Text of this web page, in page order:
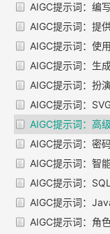
AIGC提示词：编
AIGC提示词：提
AIGC提示词：使
AIGC提示词：生
AIGC提示词：扮
AIGC提示词：
AIGC提示词：高
AIGC提示词：密
AIGC提示词：智
AIGC提示词：
AIGC提示词：
AIGC提示词：角